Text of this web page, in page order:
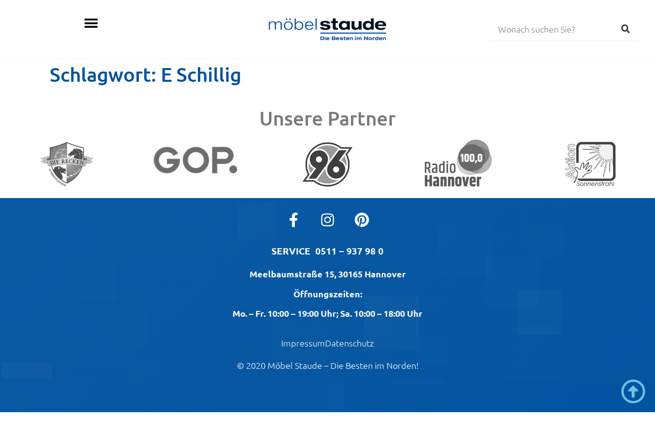
Schlagwort: E Schillig
Unsere Partner
SERVICE 0511 – 937 98 0
Meelbaumstraße 15, 30165 Hannover
Öffnungszeiten:
Mo. – Fr. 10:00 – 19:00 Uhr; Sa. 10:00 – 18:00 Uhr
ImpressumDatenschutz
© 2020 Möbel Staude – Die Besten im Norden!